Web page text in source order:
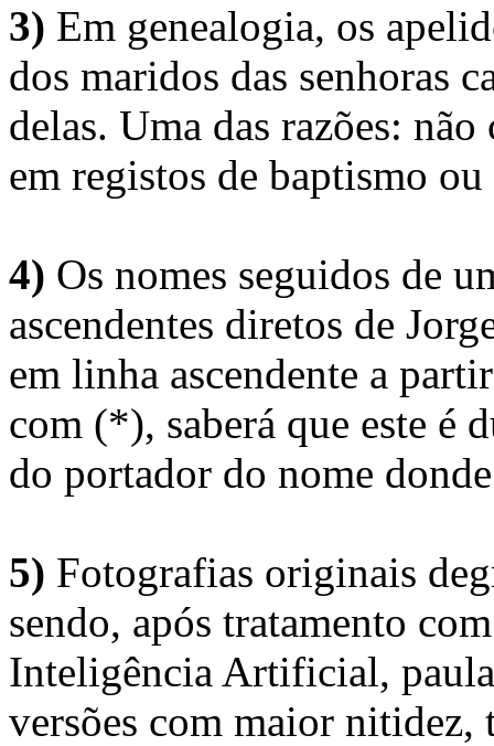
3) Em genealogia, os
dos maridos das senhoras
delas. Uma das razões:
em registos de baptismo
4) Os nomes seguidos de
ascendentes diretos de
em linha ascendente a
com (*), saberá que este é
do portador do nome
5) Fotografias originais
sendo, após tratamento
Inteligência Artificial,
versões com maior nitidez,